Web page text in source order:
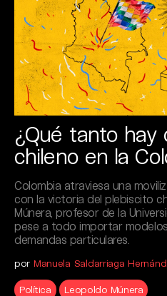
¿Qué tanto hay
chileno en la
Colombia atraviesa una
con la victoria del plebiscito
Múnera, profesor de la
pese a todo importar
demandas particulares.
por Manuela Saldarriaga
Política Leopoldo Múnera